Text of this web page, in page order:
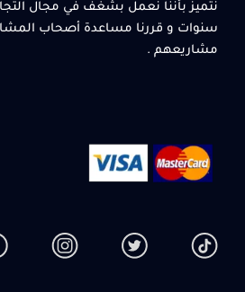
نتميز بأننا نعمل بشغف في مجال
سنوات و قررنا مساعدة أصحاب
مشاريعهم .